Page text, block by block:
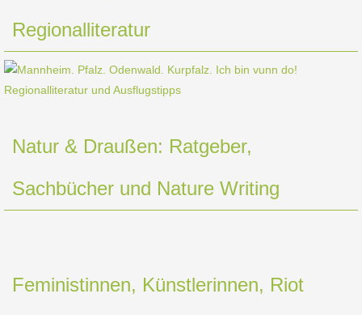
Regionalliteratur
Natur & Draußen: Ratgeber,
Sachbücher und Nature Writing
Feministinnen, Künstlerinnen, Riot